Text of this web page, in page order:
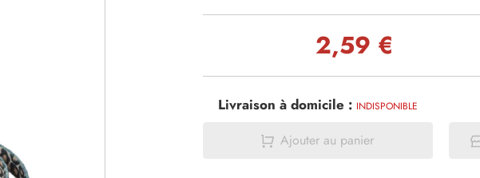
2,59 €
Livraison à domicile : INDISPONIBLE
Ajouter au panier